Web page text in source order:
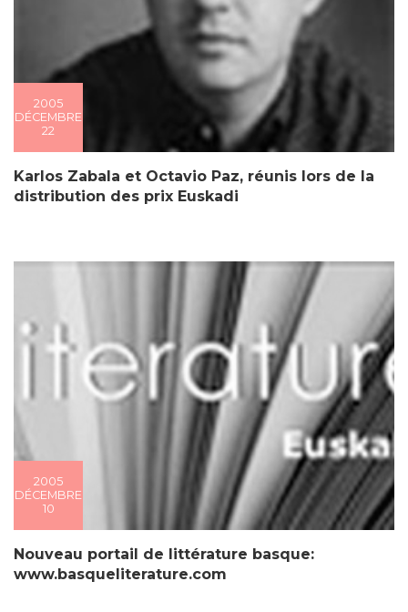
2005
DÉCEMBRE
22
Karlos Zabala et Octavio Paz, réunis lors de la
distribution des prix Euskadi
2005
DÉCEMBRE
10
Nouveau portail de littérature basque:
www.basqueliterature.com